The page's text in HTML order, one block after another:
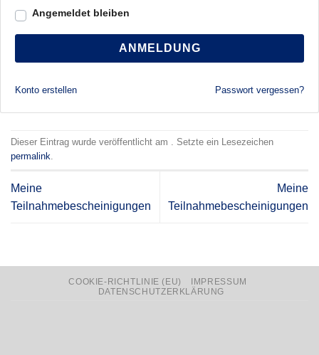
Angemeldet bleiben
ANMELDUNG
Konto erstellen Passwort vergessen?
Dieser Eintrag wurde veröffentlicht am . Setzte ein Lesezeichen
permalink.
Meine
Teilnahmebescheinigungen
Meine
Teilnahmebescheinigungen
COOKIE-RICHTLINIE (EU)
IMPRESSUM
DATENSCHUTZERKLÄRUNG